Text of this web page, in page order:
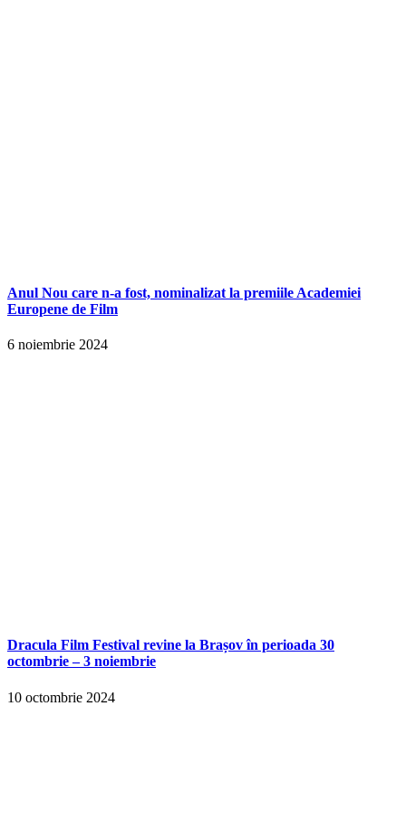
Anul Nou care n-a fost, nominalizat la premiile Academiei
Europene de Film
6 noiembrie 2024
Dracula Film Festival revine la Brașov în perioada 30
octombrie – 3 noiembrie
10 octombrie 2024